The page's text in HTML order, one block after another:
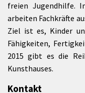
freien Jugendhilfe.
arbeiten Fachkräfte
Ziel ist es, Kinder
Fähigkeiten,
2015 gibt es die
Kunsthauses.
Kontakt